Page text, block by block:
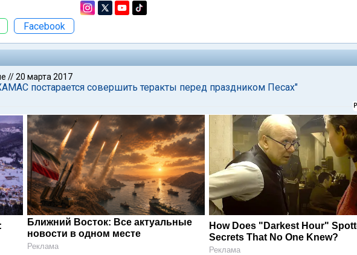
Facebook
//20 марта 2017
постарается совершить теракты перед праздником Песах"
Ближний Восток: Все актуальные
новости в одном месте
Реклама
How Does "Darkest Hour"
Secrets That No One Knew?
Реклама